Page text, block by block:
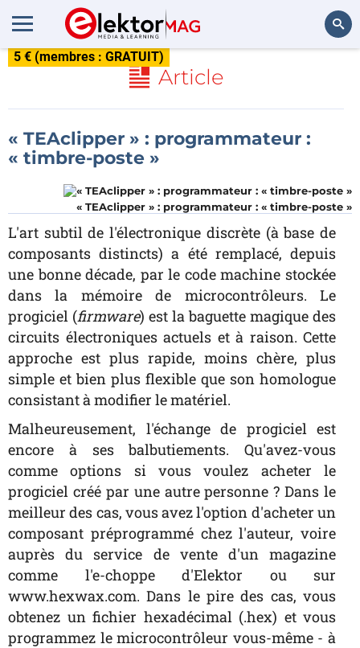
5 € (membres : GRATUIT)
Article
« TEAclipper » : programmateur :
« timbre-poste »
« TEAclipper » : programmateur : « timbre-poste »
L'art subtil de l'électronique discrète (à base de
composants distincts) a été remplacé, depuis
une bonne décade, par le code machine stockée
dans la mémoire de microcontrôleurs. Le
progiciel (firmware) est la baguette magique des
circuits électroniques actuels et à raison. Cette
approche est plus rapide, moins chère, plus
simple et bien plus flexible que son homologue
consistant à modifier le matériel.
Malheureusement, l'échange de progiciel est
encore à ses balbutiements. Qu'avez-vous
comme options si vous voulez acheter le
progiciel créé par une autre personne ? Dans le
meilleur des cas, vous avez l'option d'acheter un
composant préprogrammé chez l'auteur, voire
auprès du service de vente d'un magazine
comme l'e-choppe d'Elektor ou sur
www.hexwax.com. Dans le pire des cas, vous
obtenez un fichier hexadécimal (.hex) et vous
programmez le microcontrôleur vous-même - à